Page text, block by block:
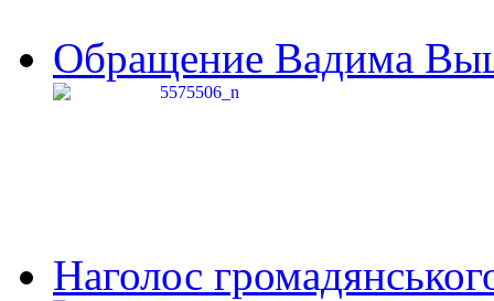
Обращение Вадима
Наголос